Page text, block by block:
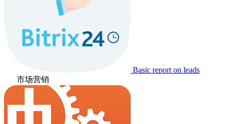
Basic report on leads
市场营销